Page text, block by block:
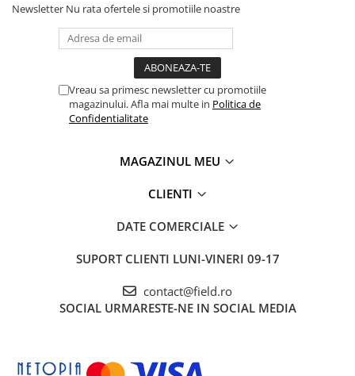
Newsletter Nu rata ofertele si promotiile noastre
Vreau sa primesc newsletter cu promotiile
magazinului. Afla mai multe in Politica de
Confidentialitate
MAGAZINUL MEU
CLIENTI
DATE COMERCIALE
SUPORT CLIENTI LUNI-VINERI 09-17
contact@field.ro
SOCIAL URMARESTE-NE IN SOCIAL MEDIA